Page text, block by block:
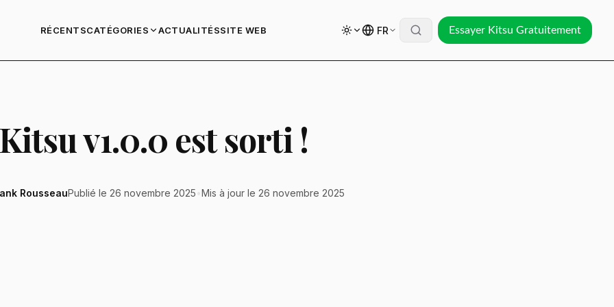
RÉCENTSCATÉGORIES ACTUALITÉSSITE WEB FR Essayer Kitsu Gratuitement
v1.0.0 est sorti !
RousseauPublié le 26 novembre 2025 Mis à jour le 26 novembre 2025